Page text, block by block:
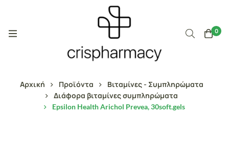
0
Αρχική Προϊόντα
Βιταμίνες - Συμπληρώματα
Διάφορα βιταμίνες συμπληρώματα
Epsilon Health Arichol Prevea, 30soft.gels